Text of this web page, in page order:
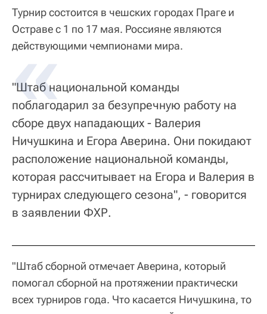
Турнир состоится в чешских городах Праге и
Остраве с 1 по 17 мая. Россияне являются
действующими чемпионами мира.
"Штаб национальной команды
поблагодарил за безупречную работу на
сборе двух нападающих - Валерия
Ничушкина и Егора Аверина. Они покидают
расположение национальной команды,
которая рассчитывает на Егора и Валерия в
турнирах следующего сезона", - говорится
в заявлении ФХР.
"Штаб сборной отмечает Аверина, который
помогал сборной на протяжении практически
всех турниров года. Что касается Ничушкина, то